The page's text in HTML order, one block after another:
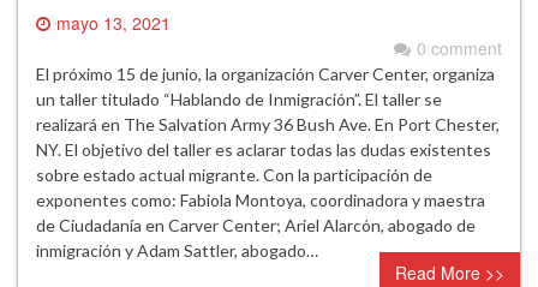
mayo 13, 2021
0 comment
El próximo 15 de junio, la organización Carver Center, organiza
un taller titulado “Hablando de Inmigración”. El taller se
realizará en The Salvation Army 36 Bush Ave. En Port Chester,
NY. El objetivo del taller es aclarar todas las dudas existentes
sobre estado actual migrante. Con la participación de
exponentes como: Fabiola Montoya, coordinadora y maestra
de Ciudadanía en Carver Center; Ariel Alarcón, abogado de
inmigración y Adam Sattler, abogado…
Read More >>